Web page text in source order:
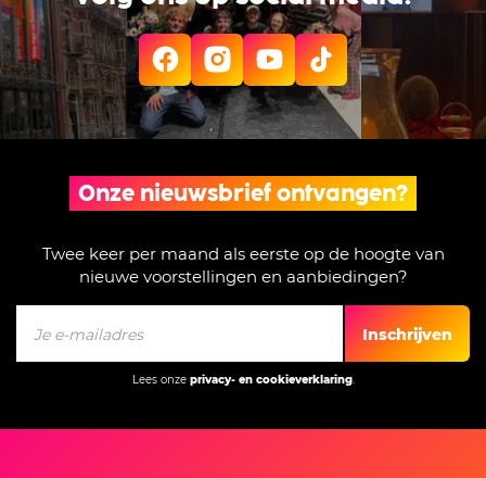
Tekst:
Don Duyns (naar De Meisjes van
Annet Schaap)
Muziek:
Gábor Tarján
Monique Corvers
Marlies Schot
Kostuumontwerp:
Producent:
Onze nieuwsbrief ontvangen?
Twee keer per maand als eerste op de hoogte van
nieuwe voorstellingen en aanbiedingen?
Inschrijven
Lees onze privacy- en cookieverklaring.